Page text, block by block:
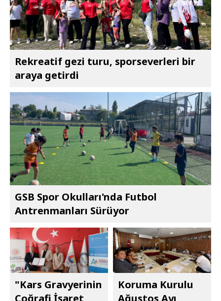
Rekreatif gezi turu, sporseverleri bir
araya getirdi
GSB Spor Okulları'nda Futbol
Antrenmanları Sürüyor
"Kars Gravyerinin
Coğrafi İşaret
Koruma Kurulu
Ağustos Ayı